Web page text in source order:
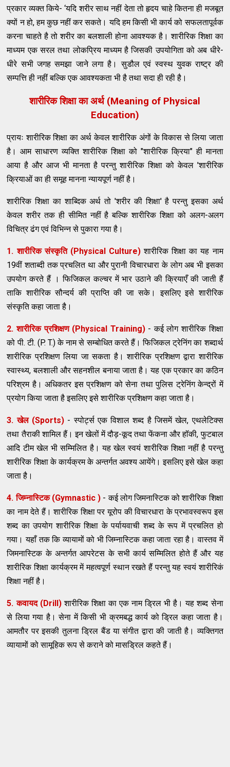
प्रकार व्यक्त किये- ‘यदि शरीर साथ नहीं देता तो हृदय चाहे कितना ही मजबूत
क्यों न हो, हम कुछ नहीं कर सकते। यदि हम किसी भी कार्य को सफलतापूर्वक
करना चाहते है तो शरीर का बलशाली होना आवश्यक है। शारीरिक शिक्षा का
माध्यम एक सरल तथा लोकप्रिय माध्यम है जिसकी उपयोगिता को अब धीरे-
धीरे सभी जगह समझा जाने लगा है। सुडौल एवं स्वस्थ युवक राष्ट्र की
सम्पत्ति ही नहीं बल्कि एक आवश्यकता भी है तथा सदा ही रही है।
शारीरिक शिक्षा का अर्थ (Meaning of Physical
Education)
प्रायः शारीरिक शिक्षा का अर्थ केवल शारीरिक अंगों के विकास से लिया जाता
है। आम साधारण व्यक्ति शारीरिक शिक्षा को "शारीरिक क्रिया" ही मानता
आया है और आज भी मानता है परन्तु शारीरिक शिक्षा को केवल 'शारीरिक
क्रियाओं का ही समूह मानना न्यायपूर्ण नहीं है।
शारीरिक शिक्षा का शाब्दिक अर्थ तो 'शरीर की शिक्षा' है परन्तु इसका अर्थ
केवल शरीर तक ही सीमित नहीं है बल्कि शारीरिक शिक्षा को अलग-अलग
विचित्र ढंग एवं विभिन्न से पुकारा गया है।
1. शारीरिक संस्कृति (Physical Culture)शारीरिक शिक्षा का यह नाम
19वीं शताब्दी तक प्रचलित था और पुरानी विचारधारा के लोग अब भी इसका
उपयोग करते हैं । फिजिकल कल्चर में भार उठाने की क्रियाएँ की जाती हैं
ताकि शारीरिक सौन्दर्य की प्राप्ति की जा सके। इसलिए इसे शारीरिक
संस्कृति कहा जाता है।
2. शारीरिक प्रशिक्षण (Physical Training)- कई लोग शारीरिक शिक्षा
को पी. टी. (P. T.) के नाम से सम्बोधित करते हैं। फिजिकल ट्रेनिंग का शब्दार्थ
शारीरिक प्रशिक्षण लिया जा सकता है। शारीरिक प्रशिक्षण द्वारा शारीरिक
स्वास्थ्य, बलशाली और सहनशील बनाया जाता है। यह एक प्रकार का कठिन
परिश्रम है। अधिकतर इस प्रशिक्षण को सेना तथा पुलिस ट्रेनिंग केन्द्रों में
प्रयोग किया जाता है इसलिए इसे शारीरिक प्रशिक्षण कहा जाता है।
3. खेल (Sports) - स्पोर्ट्स एक विशाल शब्द है जिसमें खेल, एथलेटिक्स
तथा तैराकी शामिल हैं। इन खेलों में दौड़-कूद तथा फेंकना और हॉकी, फुटबाल
आदि टीम खेल भी सम्मिलित है। यह खेल स्वयं शारीरिक शिक्षा नहीं है परन्तु
शारीरिक शिक्षा के कार्यक्रम के अन्तर्गत अवश्य आयेंगे। इसलिए इसे खेल कहा
जाता है।
4. जिम्नास्टिक (Gymnastic ) - कई लोग जिमनास्टिक को शारीरिक शिक्षा
का नाम देते हैं। शारीरिक शिक्षा पर यूरोप की विचारधारा के प्रभावस्वरूप इस
शब्द का उपयोग शारीरिक शिक्षा के पर्यायवाची शब्द के रूप में प्रचलित हो
गया। यहाँ तक कि व्यायामों को भी जिम्नास्टिक कहा जाता रहा है। वास्तव में
जिमनास्टिक के अन्तर्गत आपरेटस के सभी कार्य सम्मिलित होते हैं और यह
शारीरिक शिक्षा कार्यक्रम में महत्वपूर्ण स्थान रखते हैं परन्तु यह स्वयं शारीरिकं
शिक्षा नहीं है।
5. कवायद (Drill)शारीरिक शिक्षा का एक नाम ड्रिल भी है। यह शब्द सेना
से लिया गया है। सेना में किसी भी क्रमबद्ध कार्य को ड्रिल कहा जाता है।
आमतौर पर इसकी तुलना ड्रिल बैंड या संगीत द्वारा की जाती है। व्यक्तिगत
व्यायामों को सामूहिक रूप से कराने को मासड्रिल कहते हैं।